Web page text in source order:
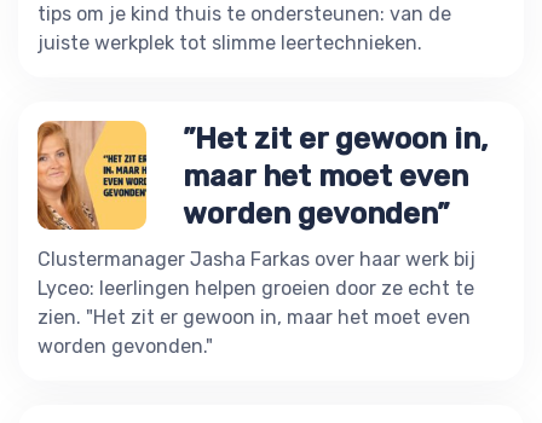
tips om je kind thuis te ondersteunen: van de
juiste werkplek tot slimme leertechnieken.
”Het zit er gewoon in,
maar het moet even
worden gevonden”
Clustermanager Jasha Farkas over haar werk bij
Lyceo: leerlingen helpen groeien door ze echt te
zien. "Het zit er gewoon in, maar het moet even
worden gevonden."